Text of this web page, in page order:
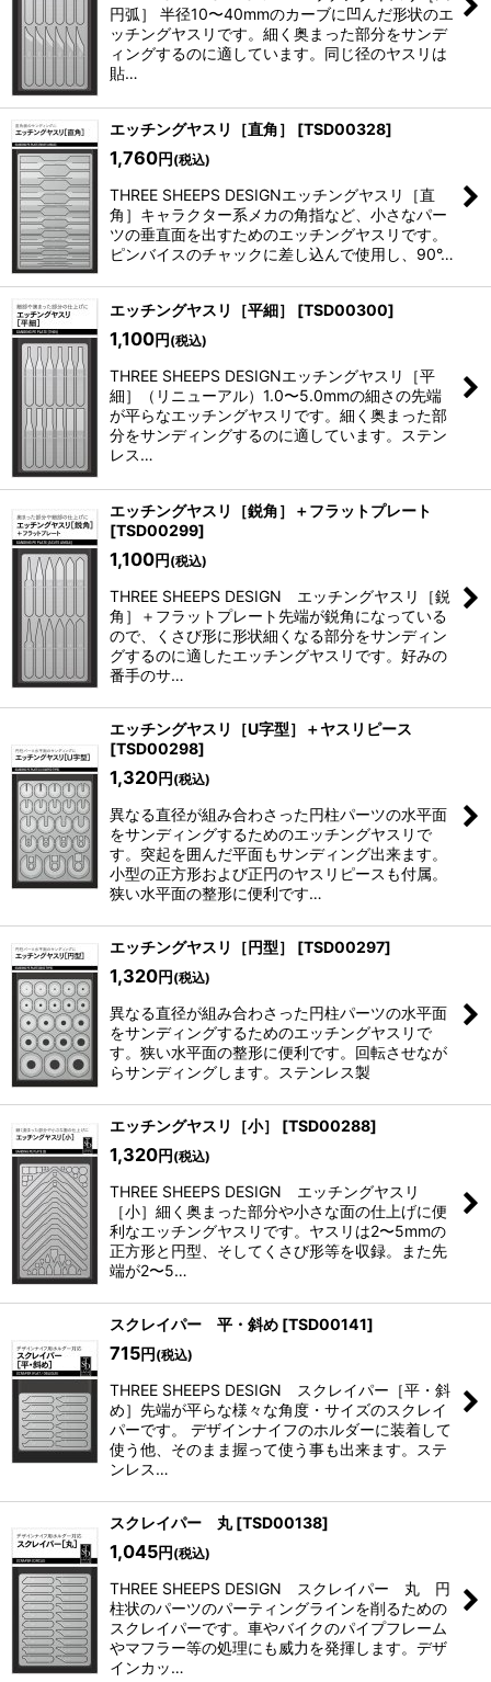
円弧］ 半径10〜40mmのカーブに凹んだ形状のエ
ッチングヤスリです。細く奥まった部分をサンデ
ィングするのに適しています。同じ径のヤスリは
貼…
エッチングヤスリ［直角］ [TSD00328]
1,760円 (税込)
THREE SHEEPS DESIGNエッチングヤスリ［直
角］キャラクター系メカの角指など、小さなパー
ツの垂直面を出すためのエッチングヤスリです。
ピンバイスのチャックに差し込んで使用し、90°…
エッチングヤスリ［平細］ [TSD00300]
1,100円 (税込)
THREE SHEEPS DESIGNエッチングヤスリ［平
細］（リニューアル）1.0〜5.0mmの細さの先端
が平らなエッチングヤスリです。細く奥まった部
分をサンディングするのに適しています。ステン
レス…
エッチングヤスリ［鋭角］＋フラットプレート
[TSD00299]
1,100円 (税込)
THREE SHEEPS DESIGN エッチングヤスリ［鋭
角］＋フラットプレート先端が鋭角になっている
ので、くさび形に形状細くなる部分をサンディン
グするのに適したエッチングヤスリです。好みの
番手のサ…
エッチングヤスリ［U字型］＋ヤスリピース
[TSD00298]
1,320円 (税込)
異なる直径が組み合わさった円柱パーツの水平面
をサンディングするためのエッチングヤスリで
す。突起を囲んだ平面もサンディング出来ます。
小型の正方形および正円のヤスリピースも付属。
狭い水平面の整形に便利です…
エッチングヤスリ［円型］ [TSD00297]
1,320円 (税込)
異なる直径が組み合わさった円柱パーツの水平面
をサンディングするためのエッチングヤスリで
す。狭い水平面の整形に便利です。回転させなが
らサンディングします。ステンレス製
エッチングヤスリ［小］ [TSD00288]
1,320円 (税込)
THREE SHEEPS DESIGN エッチングヤスリ
［小］細く奥まった部分や小さな面の仕上げに便
利なエッチングヤスリです。ヤスリは2〜5mmの
正方形と円型、そしてくさび形等を収録。また先
端が2〜5…
スクレイパー 平・斜め [TSD00141]
715円 (税込)
THREE SHEEPS DESIGN スクレイパー［平・斜
め］先端が平らな様々な角度・サイズのスクレイ
パーです。 デザインナイフのホルダーに装着して
使う他、そのまま握って使う事も出来ます。ステ
ンレス…
スクレイパー 丸 [TSD00138]
1,045円 (税込)
THREE SHEEPS DESIGN スクレイパー 丸 円
柱状のパーツのパーティングラインを削るための
スクレイパーです。車やバイクのパイプフレーム
やマフラー等の処理にも威力を発揮します。デザ
インカッ…